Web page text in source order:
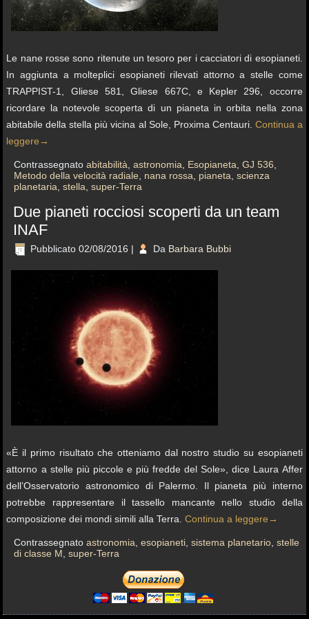
Le nane rosse sono ritenute un tesoro per i cacciatori di esopianeti.
In aggiunta a molteplici esopianeti rilevati attorno a stelle come
TRAPPIST-1, Gliese 581, Gliese 667C, e Kepler 296, occorre
ricordare la notevole scoperta di un pianeta in orbita nella zona
abitabile della stella più vicina al Sole, Proxima Centauri. Continua a
leggere →
Contrassegnato abitabilità ,astronomia Esopianeta ,GJ 536
Metodo della velocità radiale
nana rossa pianeta ,scienza
planetaria ,stella ,super-Terra
Due pianeti rocciosi scoperti da un team
INAF
Pubblicato 02/08/2016 | Da Barbara Bubbi
«È il primo risultato che otteniamo dal nostro studio su esopianeti
attorno a stelle più piccole e più fredde del Sole», dice Laura Affer
dell’Osservatorio astronomico di Palermo. Il pianeta più interno
potrebbe rappresentare il tassello mancante nello studio della
composizione dei mondi simili alla Terra.Continua a leggere →
Contrassegnato astronomia,esopianeti,sistema planetario,stelle
di classe M,super-Terra